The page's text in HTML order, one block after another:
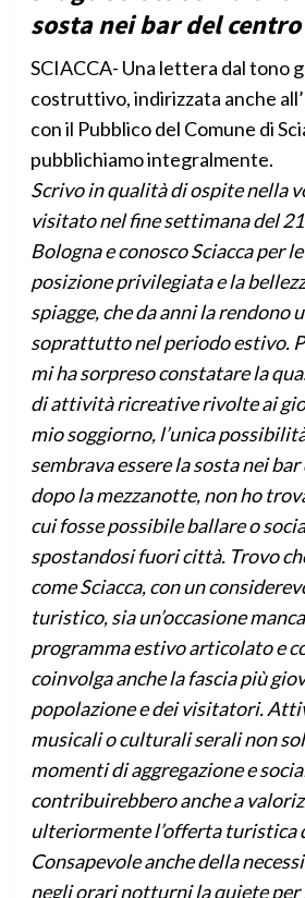
sosta nei bar del centro
SCIACCA- Una lettera dal tono
costruttivo, indirizzata anche
con il Pubblico del Comune di
pubblichiamo integralmente.
Scrivo in qualità di ospite nella
visitato nel fine settimana del
Bologna e conosco Sciacca per
posizione privilegiata e la
spiagge, che da anni la rendono
soprattutto nel periodo estivo.
mi ha sorpreso constatare la
di attività ricreative rivolte ai
mio soggiorno, l’unica
sembrava essere la sosta nei
dopo la mezzanotte, non ho
cui fosse possibile ballare o
spostandosi fuori città. Trovo
come Sciacca, con un
turistico, sia un’occasione
programma estivo articolato e
coinvolga anche la fascia più
popolazione e dei visitatori.
musicali o culturali serali non
momenti di aggregazione e
contribuirebbero anche a
ulteriormente l’offerta turistica
Consapevole anche della
negli orari notturni la quiete per